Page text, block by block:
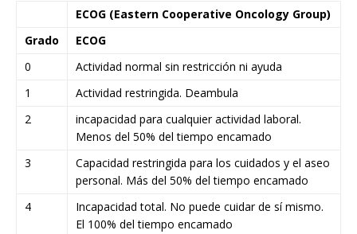
ECOG (Eastern Cooperative Oncology Group)
Grado
ECOG
0
Actividad normal sin restricción ni ayuda
1
Actividad restringida. Deambula
2
incapacidad para cualquier actividad laboral.
Menos del 50% del tiempo encamado
3
Capacidad restringida para los cuidados y el aseo
personal. Más del 50% del tiempo encamado
4
Incapacidad total. No puede cuidar de sí mismo.
El 100% del tiempo encamado